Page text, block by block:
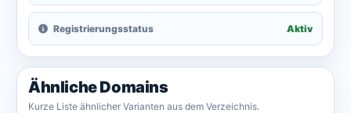
Registrierungsstatus Aktiv
Ähnliche Domains
Kurze Liste ähnlicher Varianten aus dem Verzeichnis.